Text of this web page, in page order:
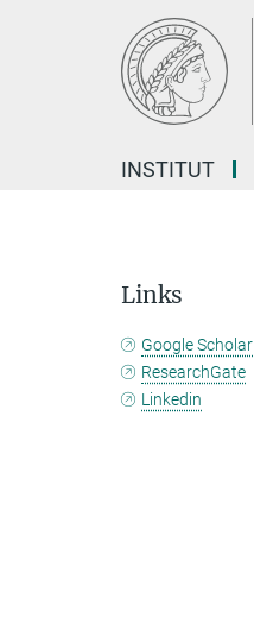
INSTITUT
Links
Google Scholar
ResearchGate
Linkedin